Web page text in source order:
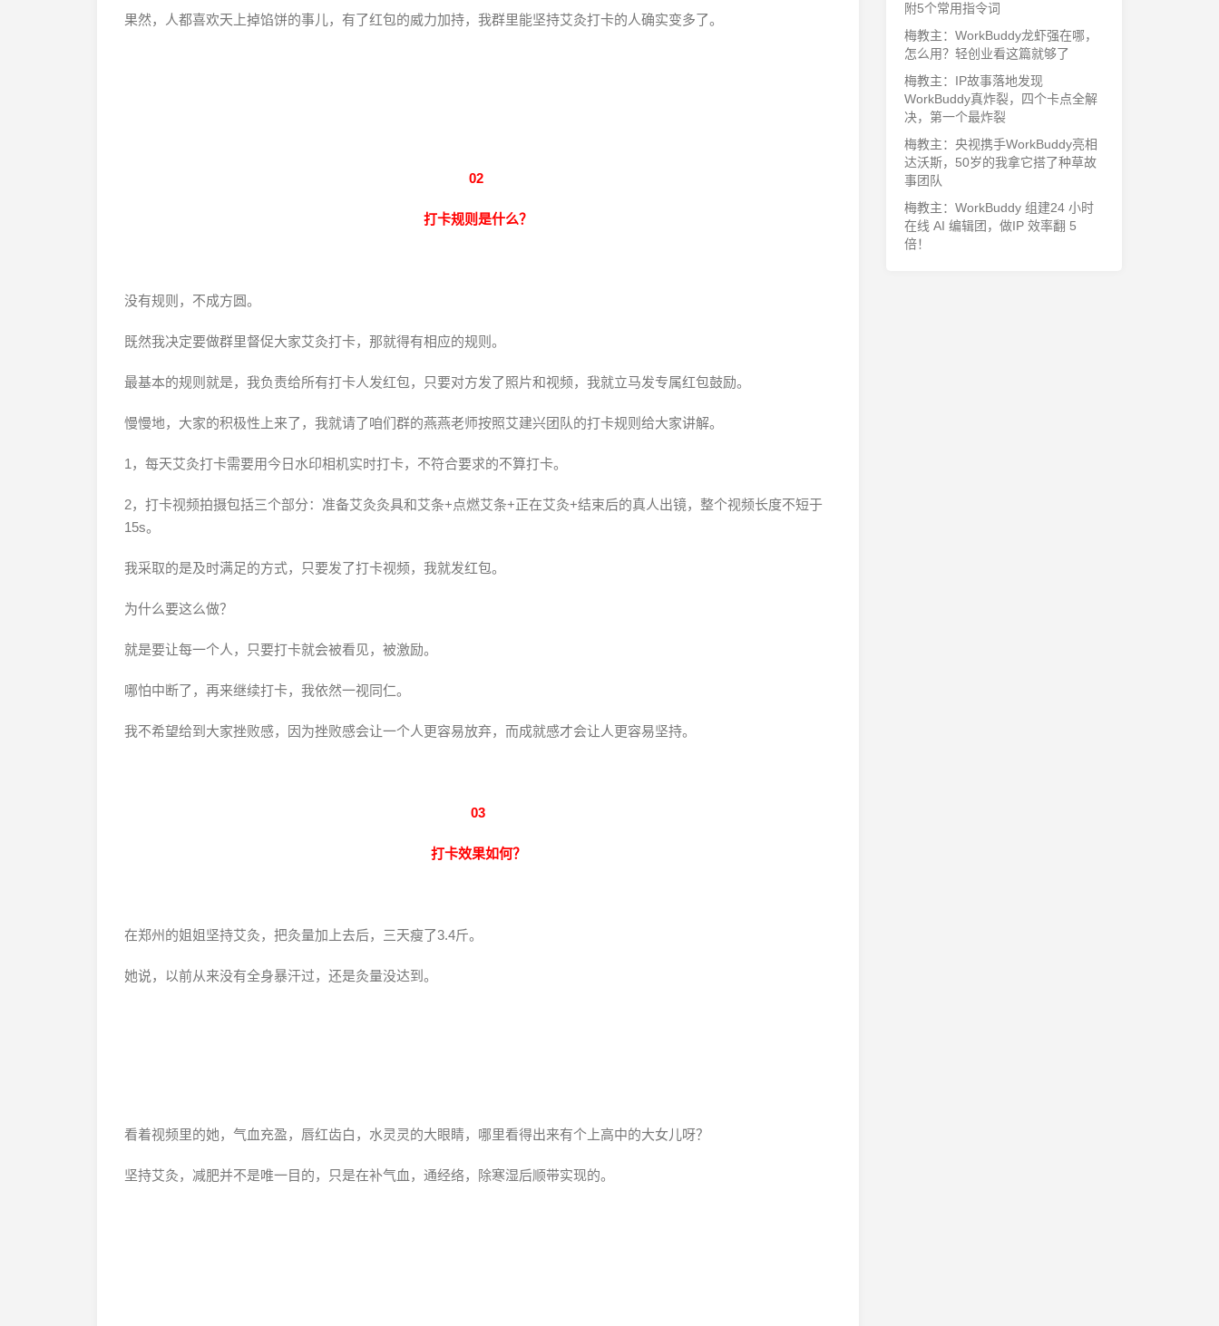
果然，人都喜欢天上掉馅饼的事儿，有了红包的威力加持，我群里能坚持艾灸打卡的人确实变多了。
02
打卡规则是什么？
没有规则，不成方圆。
既然我决定要做群里督促大家艾灸打卡，那就得有相应的规则。
最基本的规则就是，我负责给所有打卡人发红包，只要对方发了照片和视频，我就立马发专属红包鼓励。
慢慢地，大家的积极性上来了，我就请了咱们群的燕燕老师按照艾建兴团队的打卡规则给大家讲解。
1，每天艾灸打卡需要用今日水印相机实时打卡，不符合要求的不算打卡。
2，打卡视频拍摄包括三个部分：准备艾灸灸具和艾条+点燃艾条+正在艾灸+结束后的真人出镜，整个视频长度不短于
15s。
我采取的是及时满足的方式，只要发了打卡视频，我就发红包。
为什么要这么做？
就是要让每一个人，只要打卡就会被看见，被激励。
哪怕中断了，再来继续打卡，我依然一视同仁。
我不希望给到大家挫败感，因为挫败感会让一个人更容易放弃，而成就感才会让人更容易坚持。
03
打卡效果如何？
在郑州的姐姐坚持艾灸，把灸量加上去后，三天瘦了3.4斤。
她说，以前从来没有全身暴汗过，还是灸量没达到。
看着视频里的她，气血充盈，唇红齿白，水灵灵的大眼睛，哪里看得出来有个上高中的大女儿呀？
坚持艾灸，减肥并不是唯一目的，只是在补气血，通经络，除寒湿后顺带实现的。
附5个常用指令词
梅教主：WorkBuddy龙虾强在哪，
怎么用？轻创业看这篇就够了
梅教主：IP故事落地发现
WorkBuddy真炸裂，四个卡点全解
决，第一个最炸裂
梅教主：央视携手WorkBuddy亮相
达沃斯，50岁的我拿它搭了种草故
事团队
梅教主：WorkBuddy 组建24 小时
在线 AI 编辑团，做IP 效率翻 5
倍！